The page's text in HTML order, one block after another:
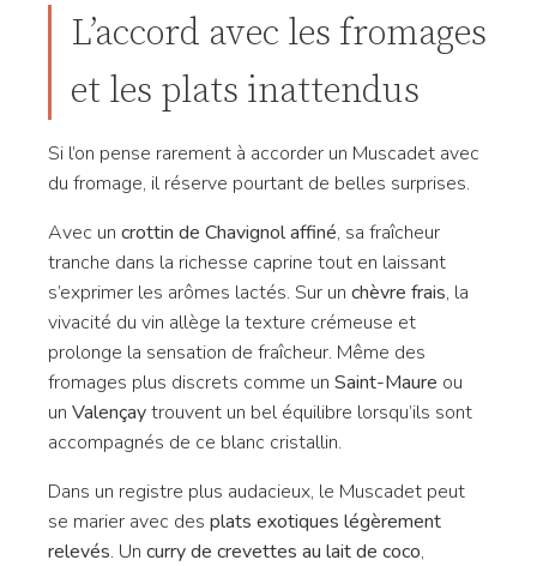
L’accord avec les fromages
et les plats inattendus
Si l’on pense rarement à accorder un Muscadet avec
du fromage, il réserve pourtant de belles surprises.
Avec un crottin de Chavignol affiné, sa fraîcheur
tranche dans la richesse caprine tout en laissant
s’exprimer les arômes lactés. Sur un chèvre frais, la
vivacité du vin allège la texture crémeuse et
prolonge la sensation de fraîcheur. Même des
fromages plus discrets comme un Saint-Maure ou
un Valençaytrouvent un bel équilibre lorsqu’ils sont
accompagnés de ce blanc cristallin.
Dans un registre plus audacieux, le Muscadet peut
se marier avec des plats exotiques légèrement
relevés. Un curry de crevettes au lait de coco,